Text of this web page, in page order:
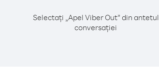
Selectați „Apel Viber Out” din antetul
conversației